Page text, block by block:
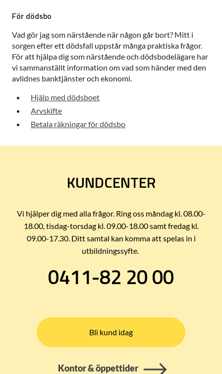
För dödsbo
Vad gör jag som närstående när någon går bort? Mitt i
sorgen efter ett dödsfall uppstår många praktiska frågor.
För att hjälpa dig som närstående och dödsbodelägare har
vi sammanställt information om vad som händer med den
avlidnes banktjänster och ekonomi.
Hjälp med dödsboet
Arvskifte
Betala räkningar för dödsbo
KUNDCENTER
Vi hjälper dig med alla frågor. Ring oss måndag kl. 08.00-
18.00, tisdag-torsdag kl. 09.00-18.00 samt fredag kl.
09.00-17.30. Ditt samtal kan komma att spelas in i
utbildningssyfte.
0411-82 20 00
Bli kund idag
Kontor & öppettider